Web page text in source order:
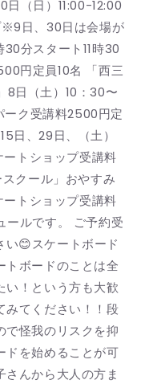
日（日）11:00-12:00
※9日、30日は会場が
分スタート11時30
円定員10名 「西三
8日（土）10：30〜
ーク受講料2500円定
日、29日、（土）
トショップ受講料
クール」おやすみ
トショップ受講料
ルです。 ご予約受
😊スケートボード
トボードのことは全
い！という方も大歓
みてください！！段
で怪我のリスクを抑
ドを始めることが可
んから大人の方ま